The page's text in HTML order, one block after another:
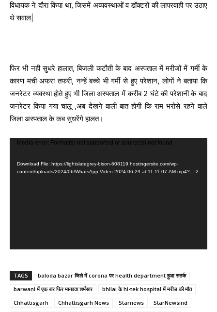
विधायक ने दौरा किया था, जिसमें अव्यवस्थाओं व डॉक्टरों की लापरवाही पर उठाए
थे सवाल|
फिर भी नही सुधरे हालात, बिजली कटौती के बाद अस्पताल में मरीजों में गर्मी के
कारण मची अफरा तफरी, नन्हें बच्चे भी गर्मी से हुए परेशान, लोगों ने बताया कि
जनरेटर व्यवस्था होते हुए भी जिला अस्पताल में करीब 2 घंटे की परेशानी के बाद
जनरेटर किया गया चालू ,अब देखने वाली बात होगी कि राम भरोसे रहने वाले
जिला अस्पताल के कब सुधरेंगे हालत।
r
Media error: Format(s) not supported or source(s) not found
Download File: https://lightslategrey-bison-608119.hostingersite.com/wp-
content/uploads/2024/06/WhatsApp-Video-2024-06-29-at-11.11.07-AM.mp4?_=2
TAGS
baloda bazar जिले में corona पर health department हुआ सतर्क
barwani में एक बार फिर मानवता शर्मसार
bhilai के hi-tek hospital में मरीज की मौत
Chhattisgarh
Chhattisgarh News Starnews
StarNewsind